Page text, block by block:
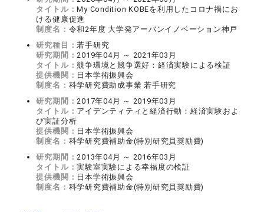
タイトル：My Condition KOBEを利用したコロナ禍にお
ける健康促進
制度名： 令和2年度 大学発アーバンイノベーション神戸
研究種目：若手研究
研究期間：2019年04月 ～ 2021年03月
タイトル：競争環境と競争選好：経済実験による検証
提供機関： 日本学術振興会
制度名： 科学研究費助成事業 若手研究
研究期間：2017年04月 ～ 2019年03月
タイトル： アイデンティティと経済行動：経済実験およ
び実証分析
提供機関： 日本学術振興会
制度名： 科学研究費補助金(特別研究員奨励費)
研究期間：2013年04月 ～ 2016年03月
タイトル：実験室実験による幸福度の検証
提供機関： 日本学術振興会
制度名： 科学研究費補助金(特別研究員奨励費)